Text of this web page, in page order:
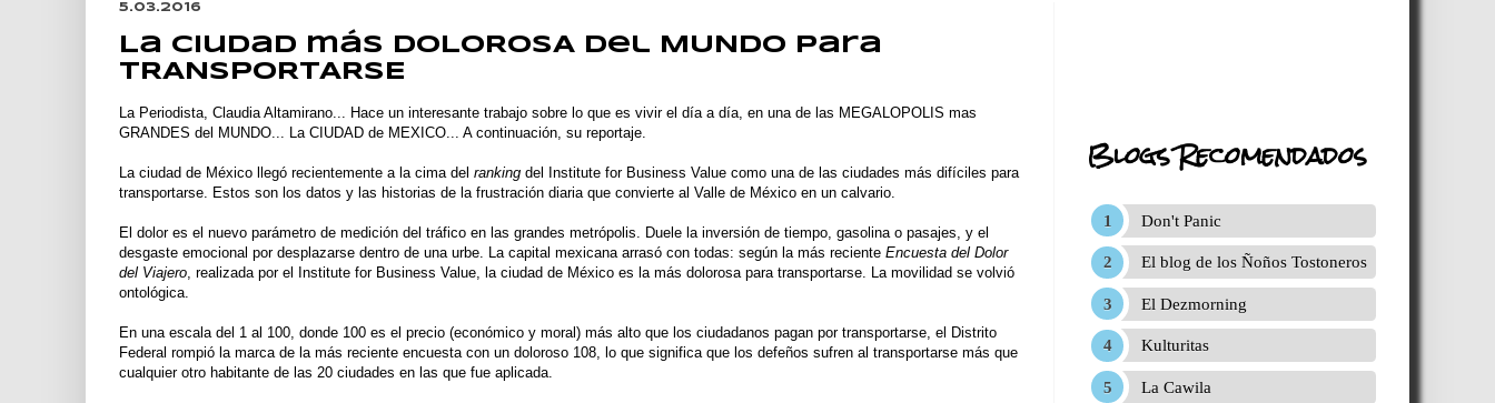
5.03.2016
La Ciudad más DOLOROSA del MUNDO para
TRANSPORTARSE
La Periodista, ClaudiaAltamirano... Hace un interesante trabajo sobre lo que es vivir el día a día, en una de las MEGALOPOLIS mas
GRANDES del MUNDO... La CIUDAD de MEXICO... A continuación, su reportaje.
La ciudad de México llegó recientemente a la cima del ranking del Institute for Business Value como una de las ciudades más difíciles para
transportarse. Estos son los datos y las historias de la frustración diaria que convierte al Valle de México en un calvario.
El dolor es el nuevo parámetro de medición del tráfico en las grandes metrópolis. Duele la inversión de tiempo, gasolina o pasajes, y el
desgaste emocional por desplazarse dentro de una urbe. La capital mexicana arrasó con todas: según la más reciente Encuesta del Dolor
del Viajero, realizada por el Institute for Business Value, la ciudad de México es la más dolorosa para transportarse. La movilidad se volvió
ontológica.
En una escala del 1 al 100, donde 100 es el precio (económico y moral) más alto que los ciudadanos pagan por transportarse, el Distrito
Federal rompió la marca de la más reciente encuesta con un doloroso 108, lo que significa que los defeños sufren al transportarse más que
cualquier otro habitante de las 20 ciudades en las que fue aplicada.
Blogs Recomendados
Don't Panic
El blog de los Ñoños Tostoneros
El Dezmorning
Kulturitas
La Cawila